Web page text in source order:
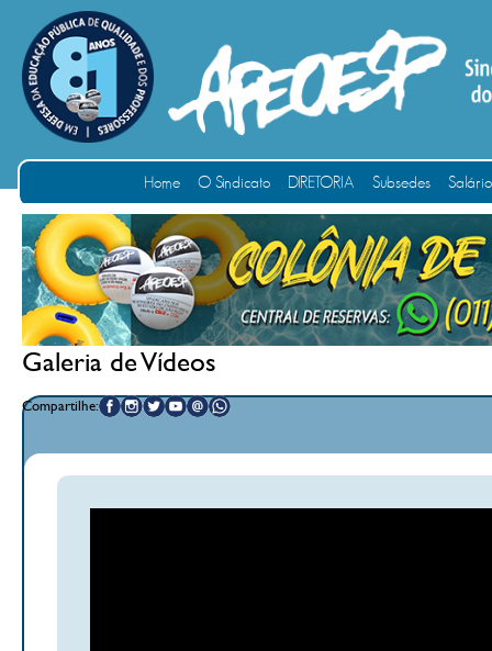
Home O Sindicato DIRETORIA Subsedes
Galeria de Vídeos
Compartilhe: